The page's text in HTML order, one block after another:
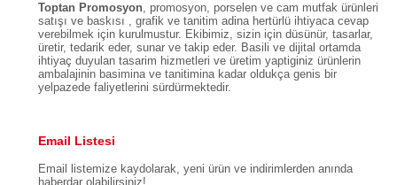
Toptan Promosyon, promosyon, porselen ve cam mutfak ürünleri
satışı ve baskısı , grafik ve tanitim adina hertürlü ihtiyaca cevap
verebilmek için kurulmustur. Ekibimiz, sizin için düsünür, tasarlar,
üretir, tedarik eder, sunar ve takip eder. Basili ve dijital ortamda
ihtiyaç duyulan tasarim hizmetleri ve üretim yaptiginiz ürünlerin
ambalajinin basimina ve tanitimina kadar oldukça genis bir
yelpazede faliyetlerini sürdürmektedir.
Email Listesi
Email listemize kaydolarak, yeni ürün ve indirimlerden anında
haberdar olabilirsiniz!.